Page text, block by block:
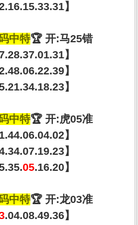
】
中特🏆 开:马25错
】
】
】
中特🏆 开:虎05准
】
】
05.16.20】
中特🏆 开:龙03准
.04.08.49.36】